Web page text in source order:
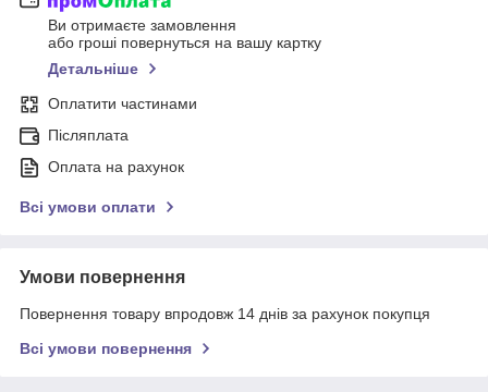
Ви отримаєте замовлення
або гроші повернуться на вашу картку
Детальніше
Оплатити частинами
Післяплата
Оплата на рахунок
Всі умови оплати
Умови повернення
Повернення товару впродовж 14 днів за рахунок покупця
Всі умови повернення